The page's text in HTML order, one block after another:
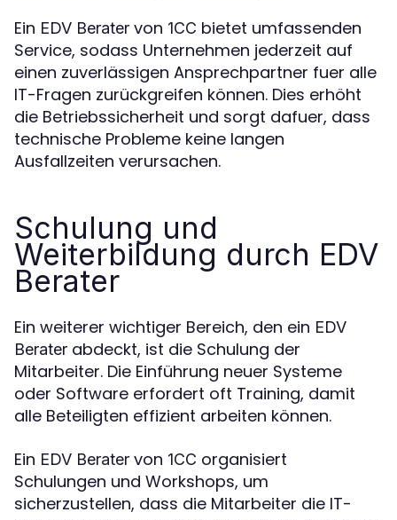
Ein EDV Berater von 1CC bietet umfassenden
Service, sodass Unternehmen jederzeit auf
einen zuverlässigen Ansprechpartner fuer alle
IT-Fragen zurückgreifen können. Dies erhöht
die Betriebssicherheit und sorgt dafuer, dass
technische Probleme keine langen
Ausfallzeiten verursachen.
Schulung und
Weiterbildung durch EDV
Berater
Ein weiterer wichtiger Bereich, den ein EDV
Berater abdeckt, ist die Schulung der
Mitarbeiter. Die Einführung neuer Systeme
oder Software erfordert oft Training, damit
alle Beteiligten effizient arbeiten können.
Ein EDV Berater von 1CC organisiert
Schulungen und Workshops, um
sicherzustellen, dass die Mitarbeiter die IT-